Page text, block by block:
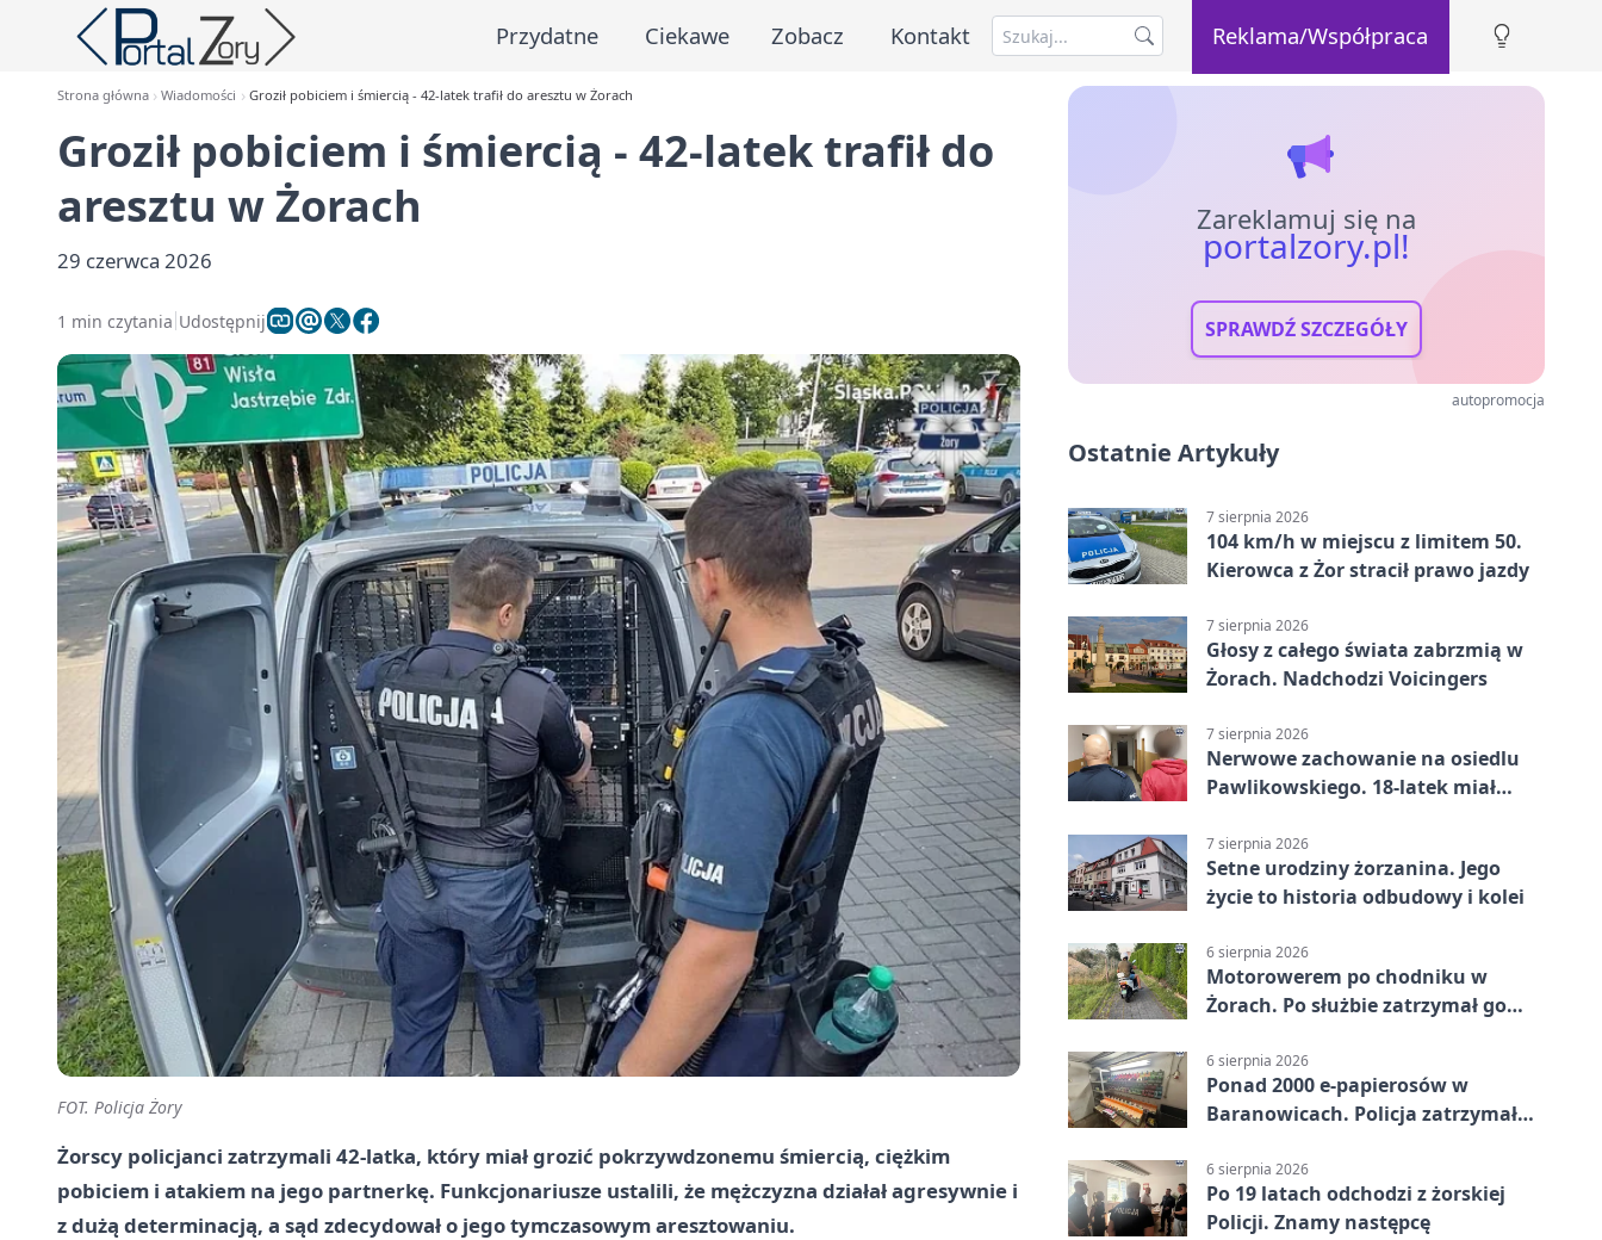
Przydatne Ciekawe Zobacz Kontakt Reklama/Współpraca
Strona główna Wiadomości Groził pobiciem i śmiercią - 42-latek trafił do aresztu w Żorach
Groził pobiciem i śmiercią - 42-latek trafił do
aresztu w Żorach
29 czerwca 2026
1 min czytania Udostępnij
FOT. Policja Żory
Żorscy policjanci zatrzymali 42-latka, który miał grozić pokrzywdzonemu śmiercią, ciężkim
pobiciem i atakiem na jego partnerkę. Funkcjonariusze ustalili, że mężczyzna działał agresywnie i
z dużą determinacją, a sąd zdecydował o jego tymczasowym aresztowaniu.
Zareklamuj się na
portalzory.pl!
SPRAWDŹ SZCZEGÓŁY
autopromocja
Ostatnie Artykuły
7 sierpnia 2026
104 km/h w miejscu z limitem 50.
Kierowca z Żor stracił prawo jazdy
7 sierpnia 2026
Głosy z całego świata zabrzmią w
Żorach. Nadchodzi Voicingers
7 sierpnia 2026
Nerwowe zachowanie na osiedlu
Pawlikowskiego. 18-latek miał
7 sierpnia 2026
Setne urodziny żorzanina. Jego
życie to historia odbudowy i kolei
6 sierpnia 2026
Motorowerem po chodniku w
Żorach. Po służbie zatrzymał go
6 sierpnia 2026
Ponad 2000 e-papierosów w
Baranowicach. Policja zatrzymała
6 sierpnia 2026
Po 19 latach odchodzi z żorskiej
Policji. Znamy następcę